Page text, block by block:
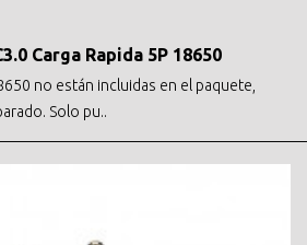
Carga Rapida 5P 18650
no están incluidas en el paquete,
Solo pu..